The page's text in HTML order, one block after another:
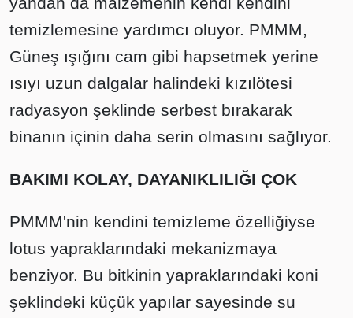
temizlemesine yardımcı oluyor. PMMM,
Güneş ışığını cam gibi hapsetmek yerine
ısıyı uzun dalgalar halindeki kızılötesi
radyasyon şeklinde serbest bırakarak
binanın içinin daha serin olmasını sağlıyor.
BAKIMI KOLAY, DAYANIKLILIĞI ÇOK
PMMM'nin kendini temizleme özelliğiyse
lotus yapraklarındaki mekanizmaya
benziyor. Bu bitkinin yapraklarındaki koni
şeklindeki küçük yapılar sayesinde su